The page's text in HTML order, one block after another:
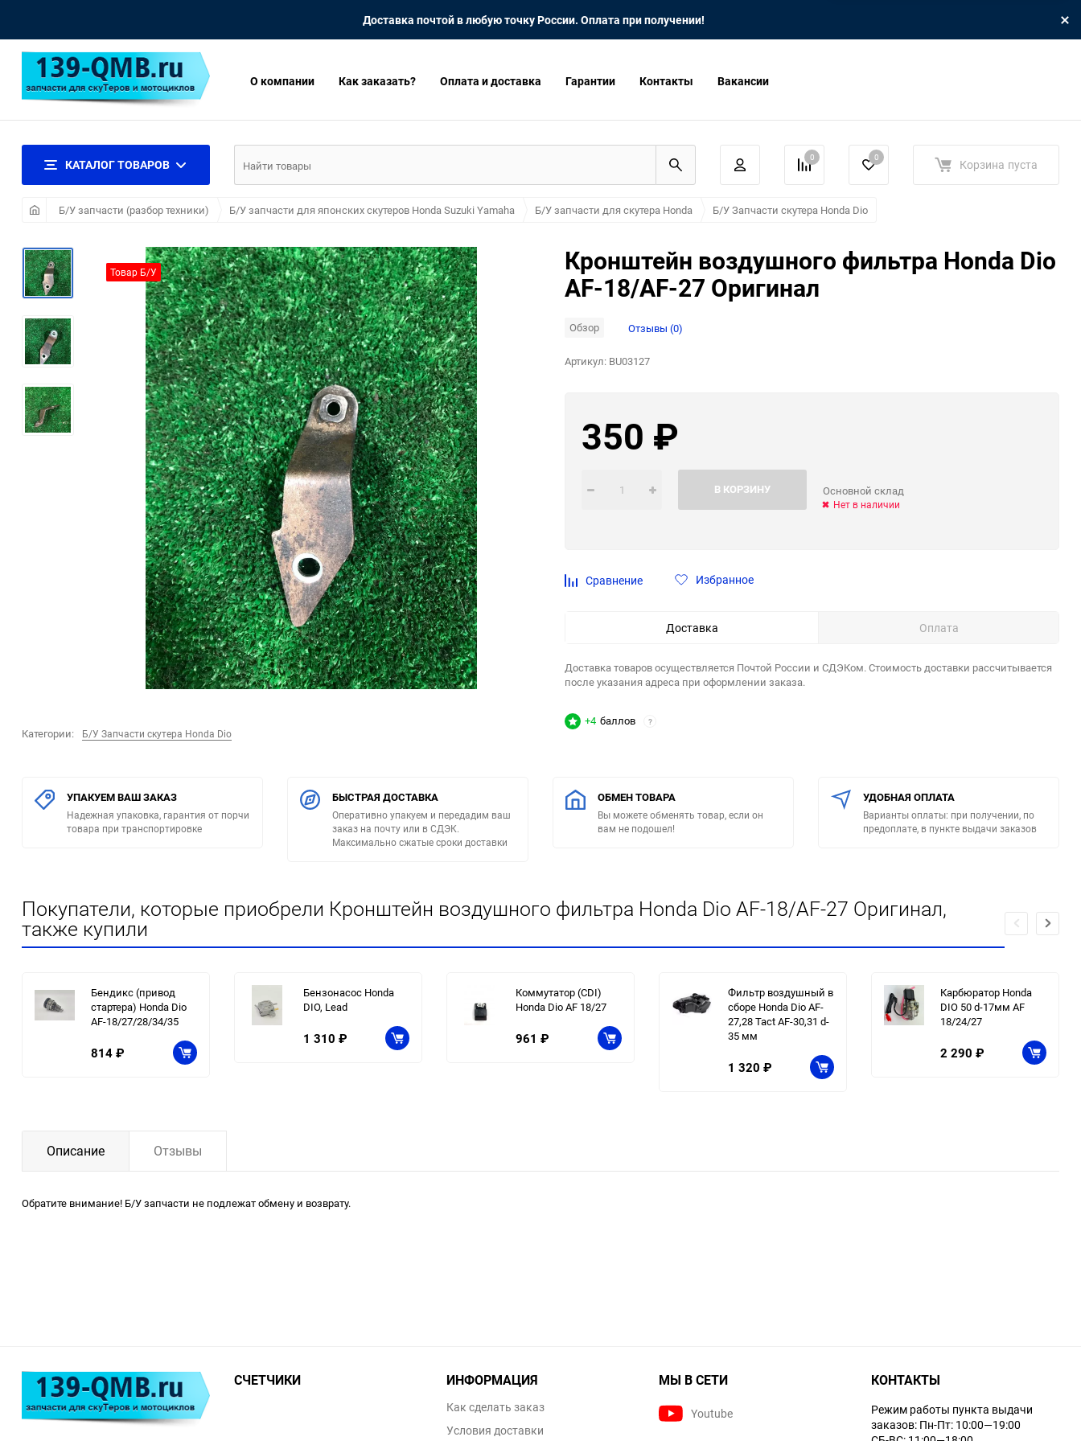
Доставка почтой в любую точку России. Оплата при получении!
О компании Как заказать? Оплата и доставка Гарантии Контакты Вакансии
КАТАЛОГ ТОВАРОВ 0 0 Корзина пуста
Б/У запчасти (разбор техники) Б/У запчасти для японских скутеров Honda Suzuki Yamaha Б/У запчасти для скутера Honda Б/У Запчасти скутера Honda Dio
Товар Б/У
Категории: Б/У Запчасти скутера Honda Dio
Кронштейн воздушного фильтра Honda Dio
AF-18/AF-27 Оригинал
Обзор Отзывы (0)
Артикул: BU03127
350 ₽
В КОРЗИНУ Основной склад
Нет в наличии
Сравнение Избранное
Доставка Оплата
Доставка товаров осуществляется Почтой России и СДЭКом. Стоимость доставки рассчитывается
после указания адреса при оформлении заказа.
+4 баллов ?
УПАКУЕМ ВАШ ЗАКАЗ
Надежная упаковка, гарантия от порчи
товара при транспортировке
БЫСТРАЯ ДОСТАВКА
Оперативно упакуем и передадим ваш
заказ на почту или в СДЭК.
Максимально сжатые сроки доставки
ОБМЕН ТОВАРА
Вы можете обменять товар, если он
вам не подошел!
УДОБНАЯ ОПЛАТА
Варианты оплаты: при получении, по
предоплате, в пункте выдачи заказов
Покупатели, которые приобрели Кронштейн воздушного фильтра Honda Dio AF-18/AF-27 Оригинал,
также купили
Бендикс (привод
стартера) Honda Dio
AF-18/27/28/34/35
814 ₽
Бензонасос Honda
DIO, Lead
1 310 ₽
Коммутатор (CDI)
Honda Dio AF 18/27
961 ₽
Фильтр воздушный в
сборе Honda Dio AF-
27,28 Tact AF-30,31 d-
35 мм
1 320 ₽
Карбюратор Honda
DIO 50 d-17мм AF
18/24/27
2 290 ₽
Описание Отзывы
Обратите внимание! Б/У запчасти не подлежат обмену и возврату.
СЧЕТЧИКИ ИНФОРМАЦИЯ
Как сделать заказ
Условия доставки
МЫ В СЕТИ
Youtube
КОНТАКТЫ
Режим работы пункта выдачи
заказов: Пн-Пт: 10:00—19:00